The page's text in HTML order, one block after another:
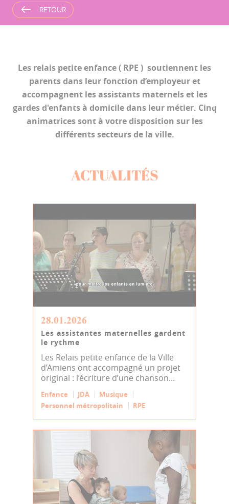
RETOUR
RETOUR
Les relais petite enfance ( RPE ) soutiennent les
parents dans leur fonction d’employeur et
accompagnent les assistants maternels et les
gardes d'enfants à domicile dans leur métier. Cinq
animatrices sont à votre disposition sur les
différents secteurs de la ville.
ACTUALITÉS
28.01.2026
Les assistantes maternelles gardent
le rythme
Les Relais petite enfance de la Ville
d’Amiens ont accompagné un projet
original : l’écriture d’une chanson...
Enfance JDA
Musique
Personnel métropolitain
RPE